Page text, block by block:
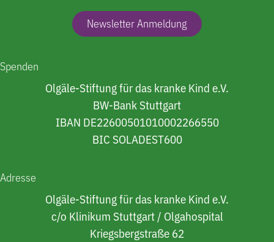
Newsletter Anmeldung
Spenden
Olgäle-Stiftung für das kranke Kind e.V.
BW-Bank Stuttgart
IBAN DE22600501010002266550
BIC SOLADEST600
Adresse
Olgäle-Stiftung für das kranke Kind e.V.
c/o Klinikum Stuttgart / Olgahospital
Kriegsbergstraße 62